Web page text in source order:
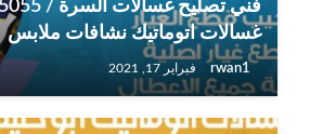
غسالات اتوماتيك نشافات ملابس
rwan1 فبراير 17, 2021